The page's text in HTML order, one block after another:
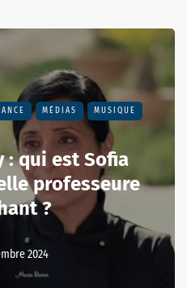
MÉDIAS MUSIQUE
: qui est Sofia
professeure
?
2024